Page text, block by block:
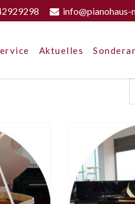
info@pianohaus-
Aktuelles